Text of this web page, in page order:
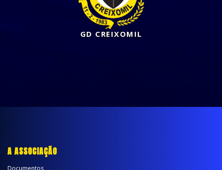
GD CREIXOMIL
A ASSOCIAÇÃO
Documentos